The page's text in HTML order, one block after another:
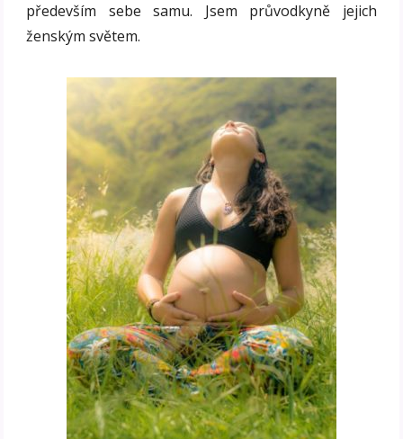
především sebe samu. Jsem průvodkyně jejich
ženským světem.